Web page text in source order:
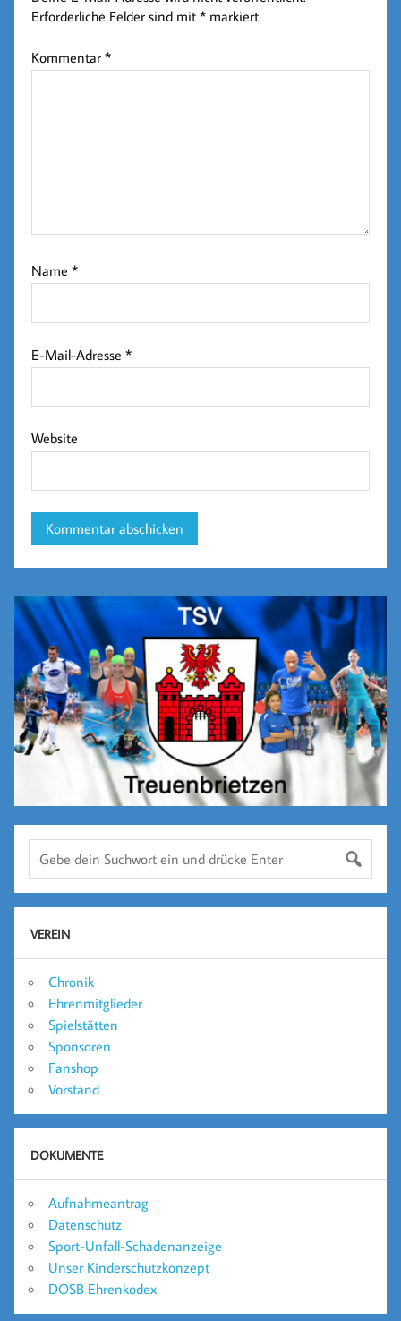
Erforderliche Felder sind mit* markiert
Kommentar*
Name*
E-Mail-Adresse*
Website
VEREIN
Chronik
Ehrenmitglieder
Spielstätten
Sponsoren
Fanshop
Vorstand
DOKUMENTE
Aufnahmeantrag
Datenschutz
Sport-Unfall-Schadenanzeige
Unser Kinderschutzkonzept
DOSB Ehrenkodex